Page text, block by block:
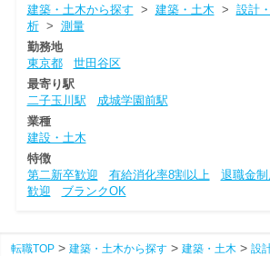
建築・土木から探す > 建築・土木 > 設計
析> 測量
勤務地
東京都
世田谷区
最寄り駅
二子玉川駅
成城学園前駅
業種
建設・土木
特徴
第二新卒歓迎
有給消化率8割以上 退職金制
歓迎
ブランクOK
転職TOP 建築・土木から探す 建築・土木 設